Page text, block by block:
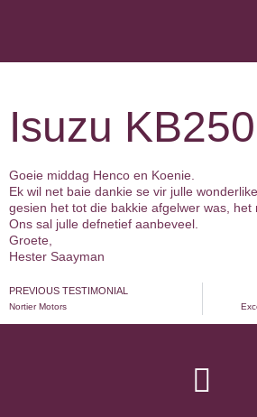
Isuzu KB250
Goeie middag Henco en Koenie.
Ek wil net baie dankie se vir julle
gesien het tot die bakkie afgelwer was, het
Ons sal julle defnetief aanbeveel.
Groete,
Hester Saayman
PREVIOUS TESTIMONIAL
Nortier Motors